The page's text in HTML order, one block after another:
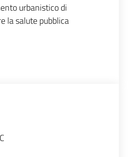
urbanistico di
la salute pubblica